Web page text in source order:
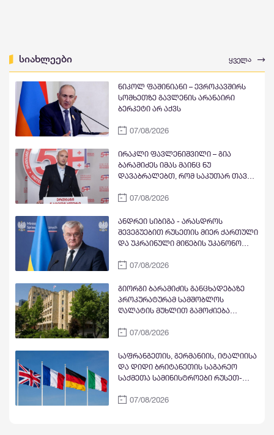
სიახლეები ყველა
ნიკოლ ფაშინიანი – ევროკავშირს
სომხეთზე გავლენის არანაირი
ბერკეტი არ აქვს
07/08/2026
ირაკლი ფავლენიშვილი – გია
ბარამიძეს იმას მაინც ნუ
დავაბრალებთ, რომ საკუთარ თავს
დანაშაულს, საერთოდ არ
დანაშაულს სჩადიოდა ქართული
მხარე
07/08/2026
ანდრეი სიბიგა - არასდროს
შევეგუებით რუსეთის მიერ ქართული
და უკრაინული მიწების უკანონო
სამყაროს“
07/08/2026
გიორგი ბარამიძის განცხადებაზე
პროკურატურამ სამშობლოს
ღალატის მუხლით გამოძიება
07/08/2026
საფრანგეთის, გერმანიის, იტალიისა
და დიდი ბრიტანეთის საგარეო
საქმეთა სამინისტროები რუსეთ-
დაკავშირებით ერთობლივ
07/08/2026